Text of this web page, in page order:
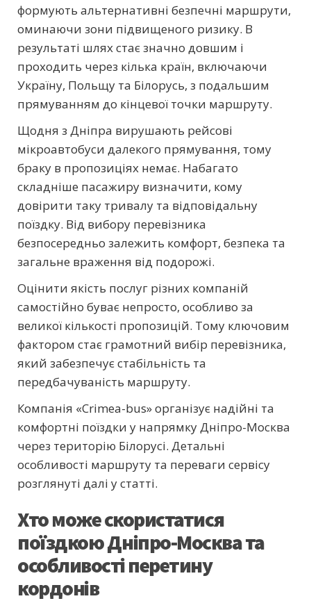
формують альтернативні безпечні маршрути,
оминаючи зони підвищеного ризику. В
результаті шлях стає значно довшим і
проходить через кілька країн, включаючи
Україну, Польщу та Білорусь, з подальшим
прямуванням до кінцевої точки маршруту.
Щодня з Дніпра вирушають рейсові
мікроавтобуси далекого прямування, тому
браку в пропозиціях немає. Набагато
складніше пасажиру визначити, кому
довірити таку тривалу та відповідальну
поїздку. Від вибору перевізника
безпосередньо залежить комфорт, безпека та
загальне враження від подорожі.
Оцінити якість послуг різних компаній
самостійно буває непросто, особливо за
великої кількості пропозицій. Тому ключовим
фактором стає грамотний вибір перевізника,
який забезпечує стабільність та
передбачуваність маршруту.
Компанія «Crimea-bus» організує надійні та
комфортні поїздки у напрямку Дніпро-Москва
через територію Білорусі. Детальні
особливості маршруту та переваги сервісу
розглянуті далі у статті.
Хто може скористатися
поїздкою Дніпро-Москва та
особливості перетину
кордонів